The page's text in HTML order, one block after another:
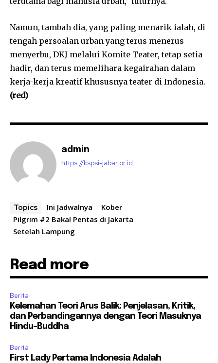
Namun, tambah dia, yang paling menarik ialah, di
tengah persoalan urban yang terus menerus
menyerbu, DKJ melalui Komite Teater, tetap setia
hadir, dan terus memelihara kegairahan dalam
kerja-kerja kreatif khususnya teater di Indonesia.
(red)
admin
https://kspsi-jabar.or.id
Topics Ini Jadwalnya
Kober
Pilgrim #2 Bakal Pentas di Jakarta
Setelah Lampung
Read more
Berita
Kelemahan Teori Arus Balik: Penjelasan, Kritik,
dan Perbandingannya dengan Teori Masuknya
Hindu-Buddha
Berita
First Lady Pertama Indonesia Adalah